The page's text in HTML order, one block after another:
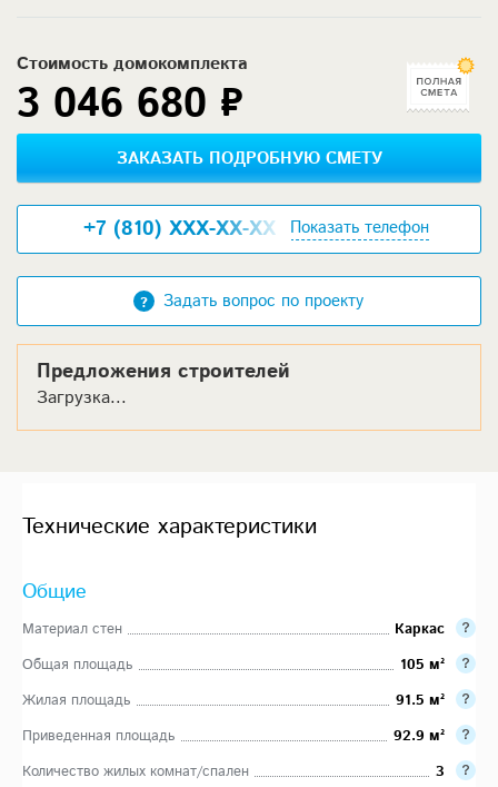
Стоимость домокомплекта
3 046 680 ₽
ЗАКАЗАТЬ ПОДРОБНУЮ СМЕТУ
+7 (810) XXX-XX-XX Показать телефон
Задать вопрос по проекту
Предложения строителей
Загрузка...
Технические характеристики
Общие
Материал стен
Каркас
Общая площадь
105 м²
Жилая площадь
91.5 м²
Приведенная площадь
92.9 м²
Количество жилых комнат/спален
3